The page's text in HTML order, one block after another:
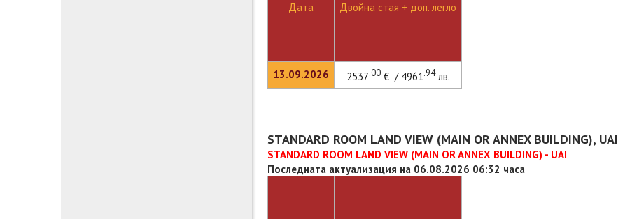
Дата
13.09.2026
Двойна стая + доп. легло
2537.00€ / 4961.94лв.
STANDARD ROOM LAND VIEW (MAIN OR ANNEX BUILDING), UAI
STANDARD ROOM LAND VIEW (MAIN OR ANNEX BUILDING) - UAI
Последната актуализация на 06.08.2026 06:32 часа